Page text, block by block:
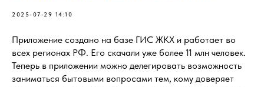
2025-07-29 14:10
Приложение создано на базе ГИС ЖКХ и работает во
всех регионах РФ. Его скачали уже более 11 млн человек.
Теперь в приложении можно делегировать возможность
заниматься бытовыми вопросами тем, кому доверяет